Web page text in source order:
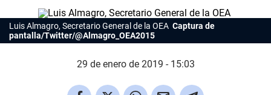
Luis Almagro, Secretario General de la OEA Captura de
pantalla/Twitter/@Almagro_OEA2015
29 de enero de 2019 - 15:03